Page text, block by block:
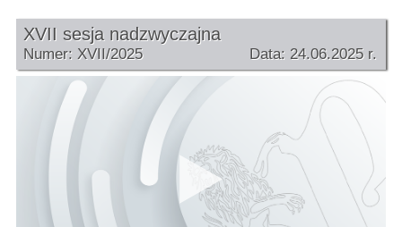
XVII sesja nadzwyczajna
Numer: XVII/2025 Data: 24.06.2025 r.